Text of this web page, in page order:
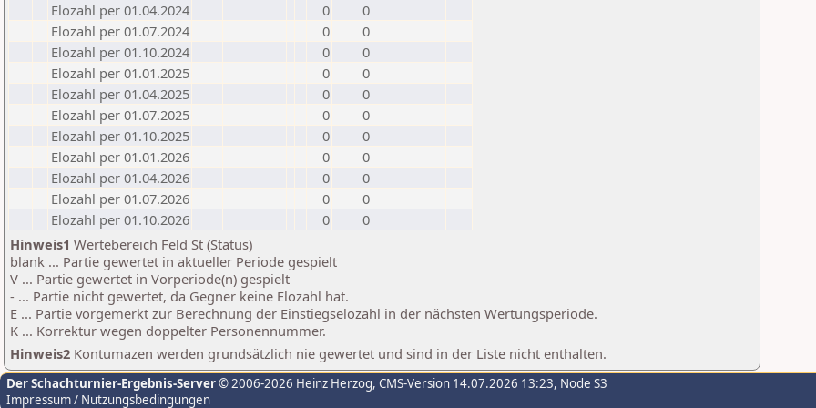
Elozahl per 01.04.2024 0
0
Elozahl per 01.07.2024
0
0
Elozahl per 01.10.2024
0
0
Elozahl per 01.01.2025
0
0
Elozahl per 01.04.2025
0
0
Elozahl per 01.07.2025
0
0
Elozahl per 01.10.2025
0
0
Elozahl per 01.01.2026
0
0
Elozahl per 01.04.2026
0
0
Elozahl per 01.07.2026
0
0
Elozahl per 01.10.2026
0
0
Hinweis1 Wertebereich Feld St (Status)
blank ... Partie gewertet in aktueller Periode gespielt
V ... Partie gewertet in Vorperiode(n) gespielt
- ... Partie nicht gewertet, da Gegner keine Elozahl hat.
E ... Partie vorgemerkt zur Berechnung der Einstiegselozahl in der nächsten Wertungsperiode.
K ... Korrektur wegen doppelter Personennummer.
Hinweis2 Kontumazen werden grundsätzlich nie gewertet und sind in der Liste nicht enthalten.
Der Schachturnier-Ergebnis-Server© 2006-2026 Heinz Herzog, CMS-Version 14.07.2026 13:23, Node S3
Impressum / Nutzungsbedingungen